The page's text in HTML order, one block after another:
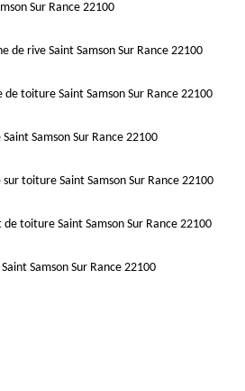
Sur Rance 22100
de rive Saint Samson Sur Rance 22100
toiture Saint Samson Sur Rance 22100
Samson Sur Rance 22100
toiture Saint Samson Sur Rance 22100
toiture Saint Samson Sur Rance 22100
Samson Sur Rance 22100